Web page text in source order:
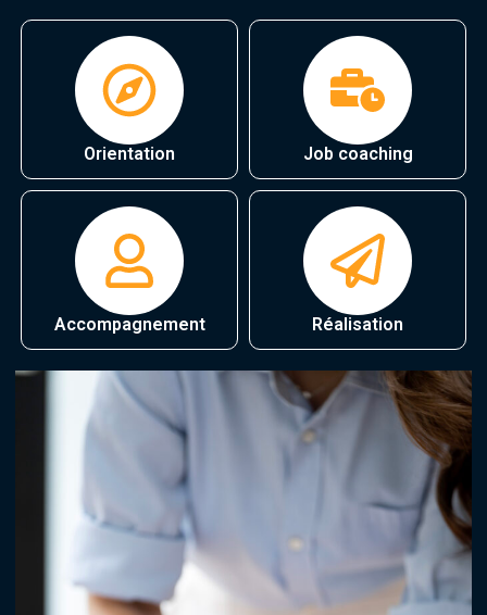
Orientation Job coaching
Accompagnement Réalisation